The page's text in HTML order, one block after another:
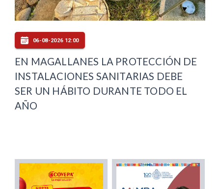
06-08-2026 12:00
EN MAGALLANES LA PROTECCIÓN DE
INSTALACIONES SANITARIAS DEBE
SER UN HÁBITO DURANTE TODO EL
AÑO